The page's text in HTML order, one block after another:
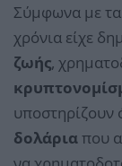
Σύμφωνα με τα
χρόνια είχε
ζωής,
υποστηρίζουν
δολάριαπου